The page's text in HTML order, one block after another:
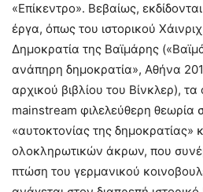
«Επίκεντρο». Βεβαίως,
έργα, όπως του ιστορικού
Δημοκρατία της Βαϊμάρης
ανάπηρη δημοκρατία», Αθήνα
αρχικού βιβλίου του Βίνκλερ),
mainstream φιλελεύθερη θεωρία
«αυτοκτονίας της δημοκρατίας»
ολοκληρωτικών άκρων, που
πτώση του γερμανικού